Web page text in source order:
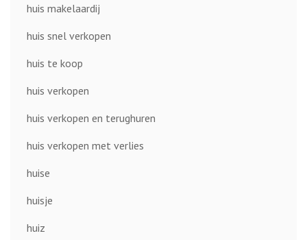
huis makelaardij
huis snel verkopen
huis te koop
huis verkopen
huis verkopen en terughuren
huis verkopen met verlies
huise
huisje
huiz